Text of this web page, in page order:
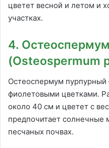
цветет весной и летом и
участках.
4.
(Osteospermum
Остеоспермум пурпурный
фиолетовыми цветками.
около 40 см и цветет с
предпочитает солнечные
песчаных почвах.